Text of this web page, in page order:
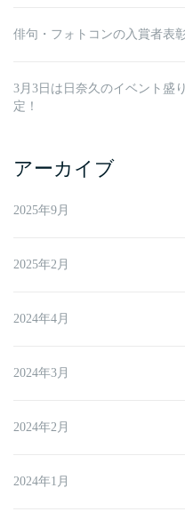
俳句・フォトコンの入賞者表
3月3日は日奈久のイベント盛
定！
アーカイブ
2025年9月
2025年2月
2024年4月
2024年3月
2024年2月
2024年1月